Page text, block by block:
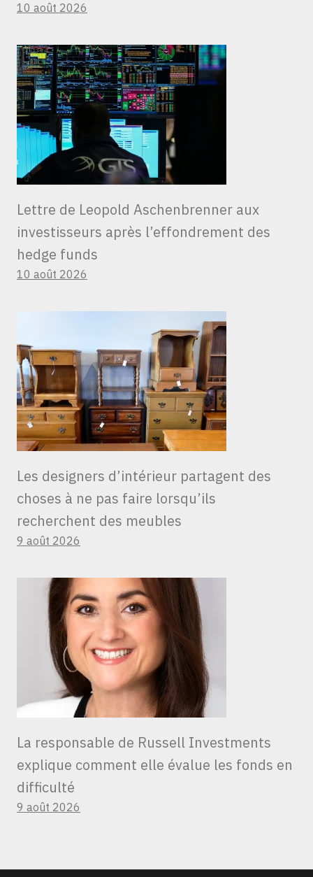
10 août 2026
Lettre de Leopold Aschenbrenner aux
investisseurs après l’effondrement des
hedge funds
10 août 2026
Les designers d’intérieur partagent des
choses à ne pas faire lorsqu’ils
recherchent des meubles
9 août 2026
La responsable de Russell Investments
explique comment elle évalue les fonds en
difficulté
9 août 2026